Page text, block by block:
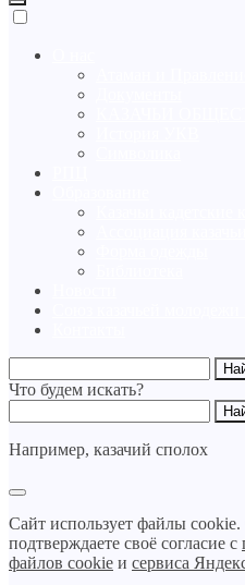
Что будем искать?
Например, казачий сполох
Сайт использует файлы cookie.
подтверждаете своё согласие с
файлов cookie и сервиса